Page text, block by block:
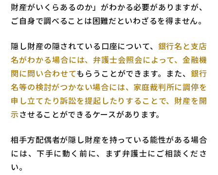
財産がいくらあるのか」がわかる必要がありますが、
ご自身で調べることは困難だといわざるを得ません。
隠し財産の隠されている口座について、 銀行名と支店
名がわかる場合には、弁護士会照会によって、金融機
関に問い合わせてもらうことができます。また、 銀行
名等の検討がつかない場合には、家庭裁判所に調停を
申し立てたり訴訟を提起したりすることで、財産を開
示させることができるケースがあります。
相手方配偶者が隠し財産を持っている能性がある場合
には、下手に動く前に、まず弁護士にご相談くださ
い。